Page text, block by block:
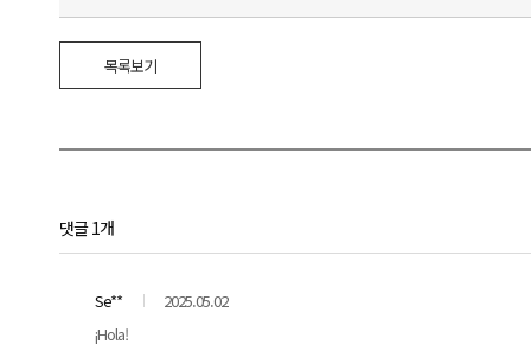
목록보기
댓글 1개
Se**
2025.05.02
¡Hola!